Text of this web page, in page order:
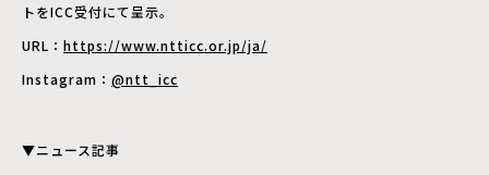
トをICC受付にて呈示。
URL： https://www.ntticc.or.jp/ja/
Instagram： @ntt_icc
▼ニュース記事